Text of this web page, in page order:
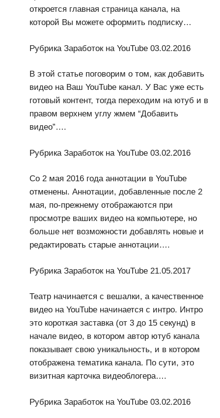
откроется главная страница канала, на
которой Вы можете оформить подписку…
Рубрика Заработок на YouTube 03.02.2016
В этой статье поговорим о том, как добавить
видео на Ваш YouTube канал. У Вас уже есть
готовый контент, тогда переходим на ютуб и в
правом верхнем углу жмем “Добавить
видео”….
Рубрика Заработок на YouTube 03.02.2016
Со 2 мая 2016 года аннотации в YouTube
отменены. Аннотации, добавленные после 2
мая, по-прежнему отображаются при
просмотре ваших видео на компьютере, но
больше нет возможности добавлять новые и
редактировать старые аннотации….
Рубрика Заработок на YouTube 21.05.2017
Театр начинается с вешалки, а качественное
видео на YouTube начинается с интро. Интро
это короткая заставка (от 3 до 15 секунд) в
начале видео, в котором автор ютуб канала
показывает свою уникальность, и в котором
отображена тематика канала. По сути, это
визитная карточка видеоблогера….
Рубрика Заработок на YouTube 03.02.2016